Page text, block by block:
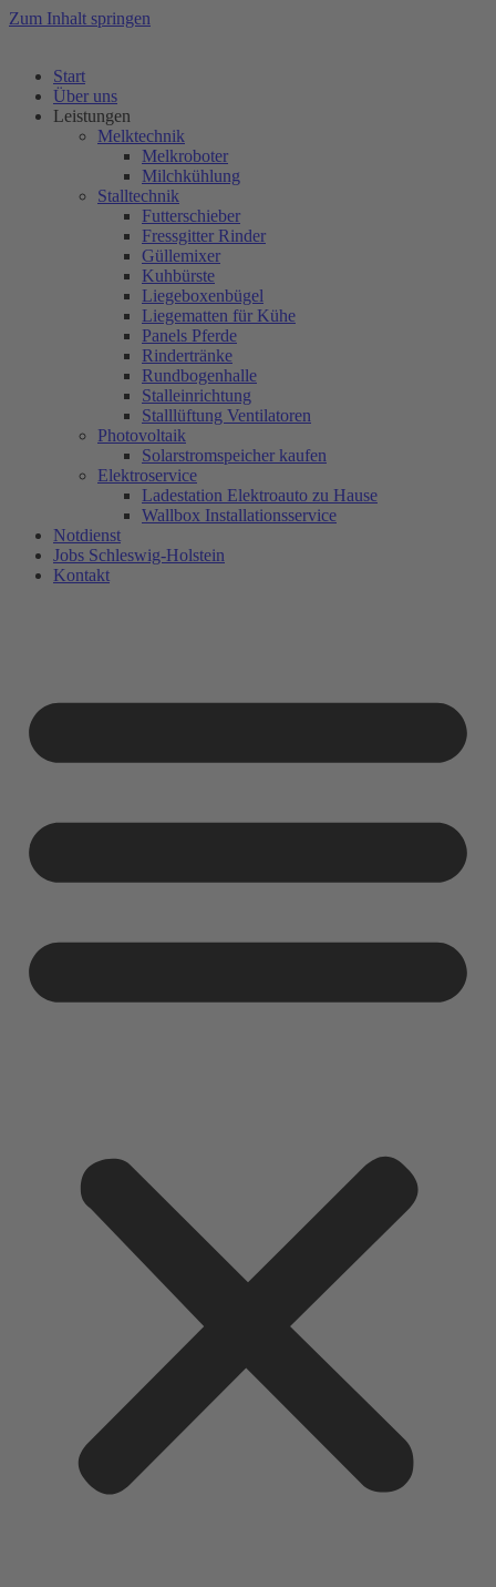
Zum Inhalt springen
Start
Über uns
Leistungen
Melktechnik
Melkroboter
Milchkühlung
Stalltechnik
Futterschieber
Fressgitter Rinder
Güllemixer
Kuhbürste
Liegeboxenbügel
Liegematten für Kühe
Panels Pferde
Rindertränke
Rundbogenhalle
Stalleinrichtung
Stalllüftung Ventilatoren
Photovoltaik
Solarstromspeicher kaufen
Elektroservice
Ladestation Elektroauto zu Hause
Wallbox Installationsservice
Notdienst
Jobs Schleswig-Holstein
Kontakt